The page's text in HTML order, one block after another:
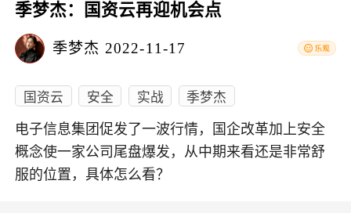
季梦杰：国资云再迎机会点
季梦杰 2022-11-17
国资云 安全 实战 季梦杰
电子信息集团促发了一波行情，国企改革加上安全
概念使一家公司尾盘爆发，从中期来看还是非常舒
服的位置，具体怎么看？